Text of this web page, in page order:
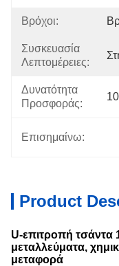
Βρόχοι:
Συσκευασία
Λεπτομέρειες:
Δυνατότητα
Προσφοράς:
Επισημαίνω:
Product
U-επιτροπή τσάντα
μεταλλεύματα,
μεταφορά